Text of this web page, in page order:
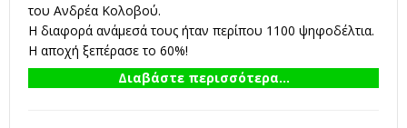
του Ανδρέα Κολοβού.
Η διαφορά ανάμεσά τους ήταν περίπου 1100 ψηφοδέλτια.
Η αποχή ξεπέρασε το 60%!
Διαβάστε περισσότερα...